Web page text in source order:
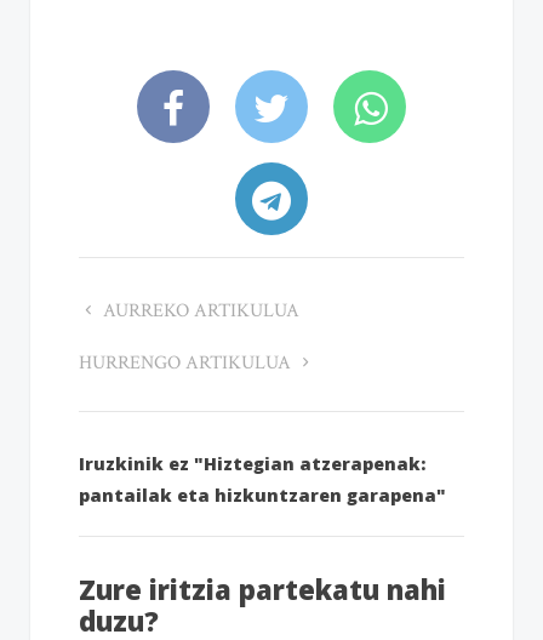
AURREKO ARTIKULUA
HURRENGO ARTIKULUA
Iruzkinik ez "Hiztegian atzerapenak:
pantailak eta hizkuntzaren garapena"
Zure iritzia partekatu nahi
duzu?